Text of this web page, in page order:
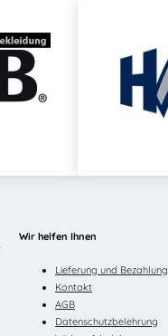
Wir helfen Ihnen
Lieferung und Bezahlung
Kontakt
AGB
Datenschutzbelehrung